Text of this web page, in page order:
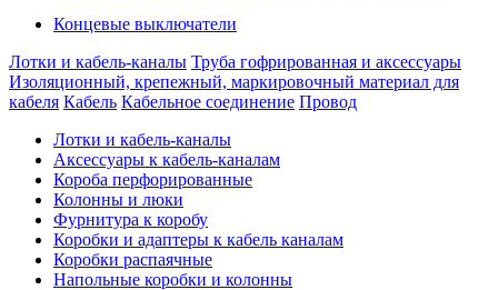
Концевые выключатели
Лотки и кабель-каналы Труба гофрированная и аксессуары
Изоляционный, крепежный, маркировочный материал для
кабеля Кабель Кабельное соединение Провод
Лотки и кабель-каналы
Аксессуары к кабель-каналам
Короба перфорированные
Колонны и люки
Фурнитура к коробу
Коробки и адаптеры к кабель каналам
Коробки распаячные
Напольные коробки и колонны